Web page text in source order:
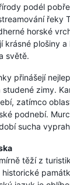
podél
řeky
horské
krásné plošiny
světě.
přinášejí
studené zimy.
zatímco
podnebí.
sucha
těží z